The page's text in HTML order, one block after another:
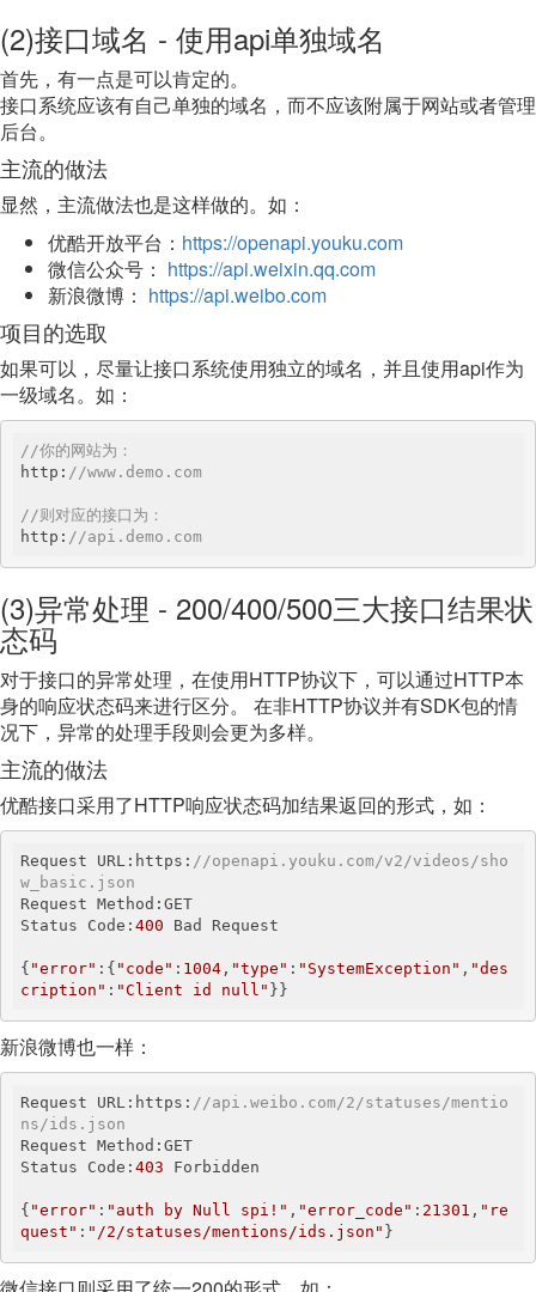
(2)接口域名 - 使用api单独域名
首先，有一点是可以肯定的。
接口系统应该有自己单独的域名，而不应该附属于网站或者管理
后台。
主流的做法
显然，主流做法也是这样做的。如：
优酷开放平台： https://openapi.youku.com
微信公众号： https://api.weixin.qq.com
新浪微博： https://api.weibo.com
项目的选取
如果可以，尽量让接口系统使用独立的域名，并且使用api作为
一级域名。如：
//你的网站为：
http: //www.demo.com
//则对应的接口为：
http: //api.demo.com
(3)异常处理 - 200/400/500三大接口结果状
态码
对于接口的异常处理，在使用HTTP协议下，可以通过HTTP本
身的响应状态码来进行区分。 在非HTTP协议并有SDK包的情
况下，异常的处理手段则会更为多样。
主流的做法
优酷接口采用了HTTP响应状态码加结果返回的形式，如：
Request URL:https: //openapi.youku.com/v2/videos/sho
w_basic.json
Request Method:GET
Status Code: 400 Bad Request
{ "error" :{ "code" : 1004 , "type" : "SystemException" , "des
cription" : "Client id null" }}
新浪微博也一样：
Request URL:https: //api.weibo.com/2/statuses/mentio
ns/ids.json
Request Method:GET
Status Code: 403 Forbidden
{ "error" : "auth by Null spi!" , "error_code" : 21301 , "re
quest" : "/2/statuses/mentions/ids.json" }